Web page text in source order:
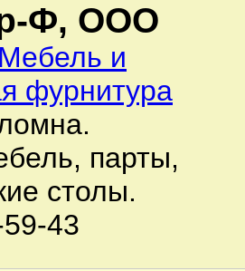
Ф, ООО
Мебель и
фурнитура
парты,
столы.
43